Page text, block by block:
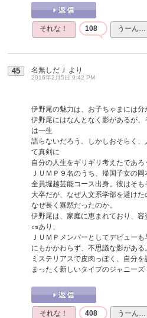
それな！ 108 うーん…
45 名無しだＪ より
2016年2月5日 9:42 PM
伊野尾の魅力は、お子ちゃまには分
伊野尾にはなんとなく影があるが
は一生
語らないだろう。しかしおそらく
て真剣に
自分の人生をギリギリ考えたであろ
ＪＵＭＰ９名のうち、帰国子女の
全員堀越芸能コース出身。彼はそも
大卒だが、なぜ人文系学部を避けた
なぜ長く寡黙だったのか。
伊野尾は、家庭に恵まれており、
㎝あり、
ＪＵＭＰメンバーとしてデビューも
にもかかわらず、不思議な影がある。
ミステリアスで皮肉っぽく、自分を
まったく新しいタイプのジャニーズ
それな！ 408 うーん…